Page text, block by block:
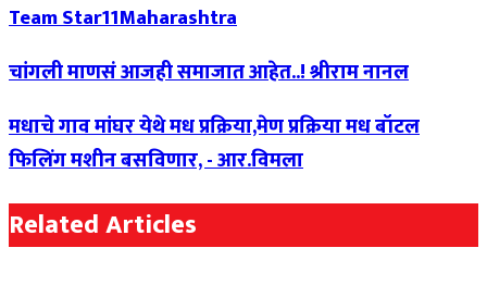
Team Star11Maharashtra
चांगली माणसं आजही समाजात आहेत..! श्रीराम नानल
मधाचे गाव मांघर येथे मध प्रक्रिया,मेण प्रक्रिया मध बॉटल
फिलिंग मशीन बसविणार, - आर.विमला
Related Articles